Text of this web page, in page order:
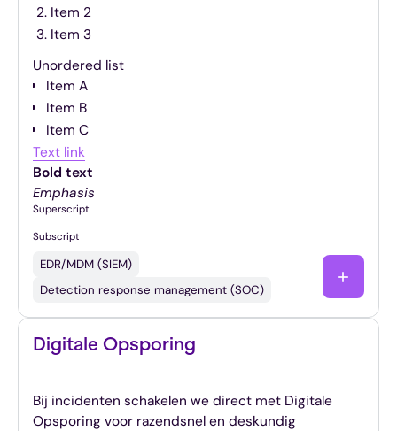
Item 2
Item 3
Unordered list
Item A
Item B
Item C
Text link
Bold text
Emphasis
Superscript
Subscript
EDR/MDM (SIEM)
Detection response management (SOC)
Digitale Opsporing
Bij incidenten schakelen we direct met Digitale
Opsporing voor razendsnel en deskundig